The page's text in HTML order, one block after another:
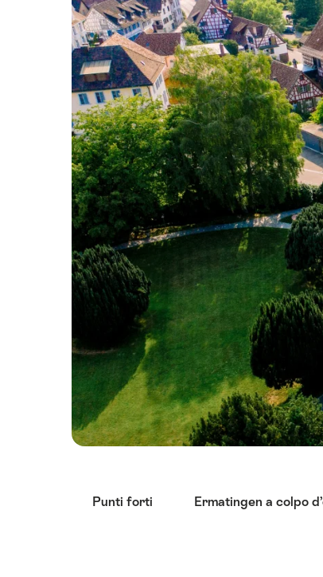
Punti forti Ermatingen a colpo